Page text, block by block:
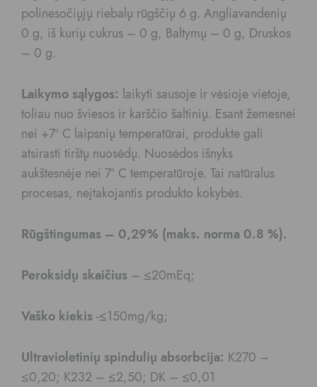
polinesočiųjų riebalų rūgščių 6 g. Angliavandenių
0 g, iš kurių cukrus – 0 g, Baltymų – 0 g, Druskos
– 0 g.
Laikymo sąlygos: laikyti sausoje ir vėsioje vietoje,
toliau nuo šviesos ir karščio šaltinių. Esant žemesnei
nei +7º C laipsnių temperatūrai, produkte gali
atsirasti tirštų nuosėdų. Nuosėdos išnyks
aukštesnėje nei 7º C temperatūroje. Tai natūralus
procesas, neįtakojantis produkto kokybės.
Rūgštingumas – 0,29% (maks. norma 0.8 %).
Peroksidų skaičius – ≤20mEq;
Vaško kiekis -≤150mg/kg;
Ultravioletinių spindulių absorbcija: K270 –
≤0,20; K232 – ≤2,50; DK – ≤0,01